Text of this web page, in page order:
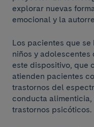
explorar nuevas
emocional y la
Los pacientes que
niños y adolescentes
este dispositivo, que
atienden pacientes
trastornos del
conducta
trastornos psicóticos.